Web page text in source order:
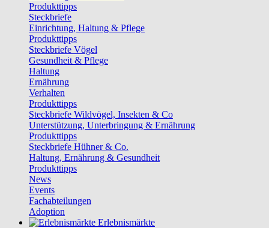
Produkttipps
Steckbriefe
Einrichtung, Haltung & Pflege
Produkttipps
Steckbriefe Vögel
Gesundheit & Pflege
Haltung
Ernährung
Verhalten
Produkttipps
Steckbriefe Wildvögel, Insekten & Co
Unterstützung, Unterbringung & Ernährung
Produkttipps
Steckbriefe Hühner & Co.
Haltung, Ernährung & Gesundheit
Produkttipps
News
Events
Fachabteilungen
Adoption
Erlebnismärkte